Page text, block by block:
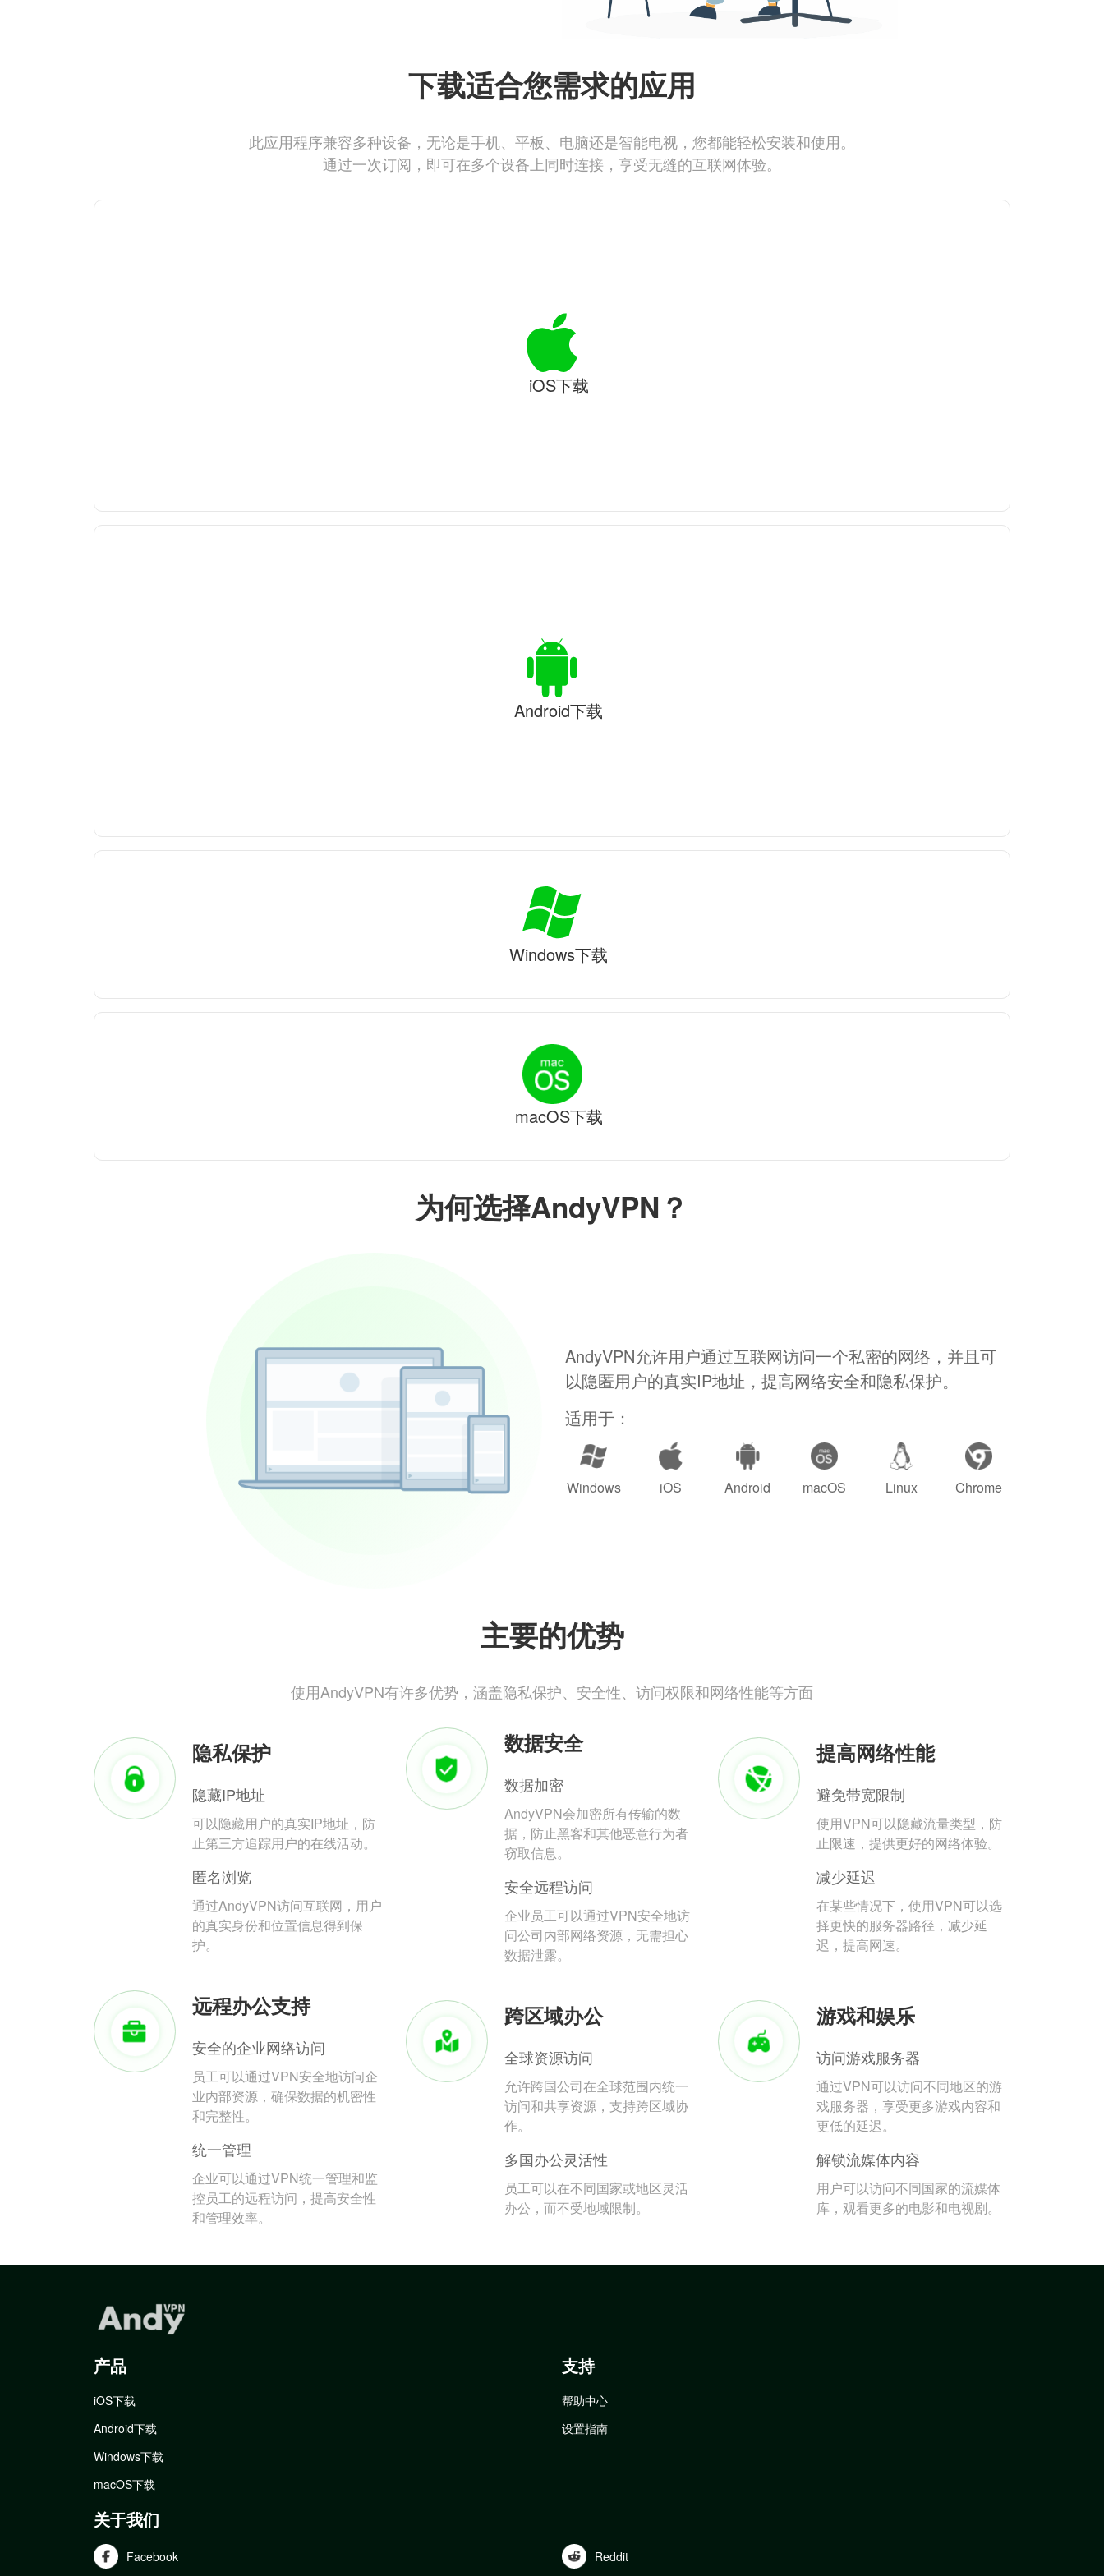
为何选择AndyVPN？
AndyVPN允许用户通过互联网访问一个私密的网络，并且可
以隐匿用户的真实IP地址，提高网络安全和隐私保护。
适用于：
Windows iOS Android macOS Linux Chrome
主要的优势
使用AndyVPN有许多优势，涵盖隐私保护、安全性、访问权限和网络性能等方面
隐私保护
隐藏IP地址
可以隐藏用户的真实IP地址，防
止第三方追踪用户的在线活动。
匿名浏览
通过AndyVPN访问互联网，用户
的真实身份和位置信息得到保
护。
数据安全
数据加密
AndyVPN会加密所有传输的数
据，防止黑客和其他恶意行为者
窃取信息。
安全远程访问
企业员工可以通过VPN安全地访
问公司内部网络资源，无需担心
数据泄露。
提高网络性能
避免带宽限制
使用VPN可以隐藏流量类型，防
止限速，提供更好的网络体验。
减少延迟
在某些情况下，使用VPN可以选
择更快的服务器路径，减少延
迟，提高网速。
远程办公支持
安全的企业网络访问
员工可以通过VPN安全地访问企
业内部资源，确保数据的机密性
和完整性。
统一管理
企业可以通过VPN统一管理和监
控员工的远程访问，提高安全性
和管理效率。
跨区域办公
全球资源访问
允许跨国公司在全球范围内统一
访问和共享资源，支持跨区域协
作。
多国办公灵活性
员工可以在不同国家或地区灵活
办公，而不受地域限制。
游戏和娱乐
访问游戏服务器
通过VPN可以访问不同地区的游
戏服务器，享受更多游戏内容和
更低的延迟。
解锁流媒体内容
用户可以访问不同国家的流媒体
库，观看更多的电影和电视剧。
下载适合您需求的应用
此应用程序兼容多种设备，无论是手机、平板、电脑还是智能电视，您都能轻松安装和使用。
通过一次订阅，即可在多个设备上同时连接，享受无缝的互联网体验。
iOS下载
Android下载
Windows下载
macOS下载
产品
iOS下载
Android下载
Windows下载
macOS下载
支持
帮助中心
设置指南
关于我们
Facebook Reddit